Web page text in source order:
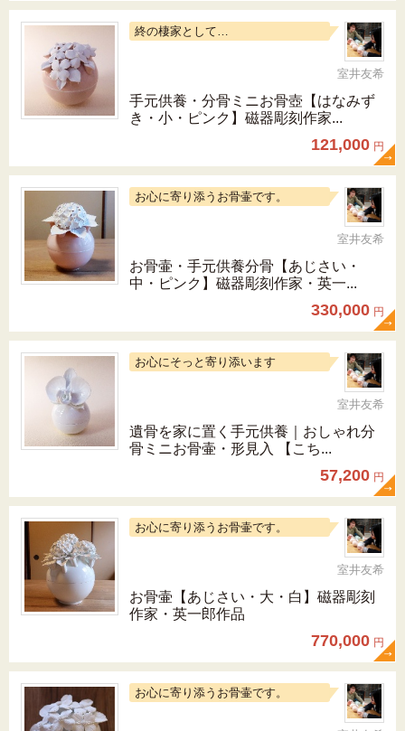
終の棲家として…
室井友希
手元供養・分骨ミニお骨壺【はなみず
き・小・ピンク】磁器彫刻作家...
121,000 円
お心に寄り添うお骨壷です。
室井友希
お骨壷・手元供養分骨【あじさい・
中・ピンク】磁器彫刻作家・英一...
330,000 円
お心にそっと寄り添います
室井友希
遺骨を家に置く手元供養｜おしゃれ分
骨ミニお骨壷・形見入 【こち...
57,200 円
お心に寄り添うお骨壷です。
室井友希
お骨壷【あじさい・大・白】磁器彫刻
作家・英一郎作品
770,000 円
お心に寄り添うお骨壷です。